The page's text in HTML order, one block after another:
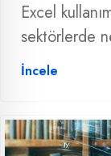
Excel
sektörlerde
İncele